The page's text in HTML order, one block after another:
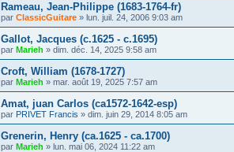
Rameau, Jean-Philippe (1683-1764-fr)
par ClassicGuitare » lun. juil. 24, 2006 9:03 am
Gallot, Jacques (c.1625 - c.1695)
par Marieh » dim. déc. 14, 2025 9:58 am
Croft, William (1678-1727)
par Marieh » mar. août 19, 2025 7:57 am
Amat, juan Carlos (ca1572-1642-esp)
par PRIVET Francis » dim. juin 29, 2014 8:05 am
Grenerin, Henry (ca.1625 - ca.1700)
par Marieh » lun. mai 06, 2024 11:22 am